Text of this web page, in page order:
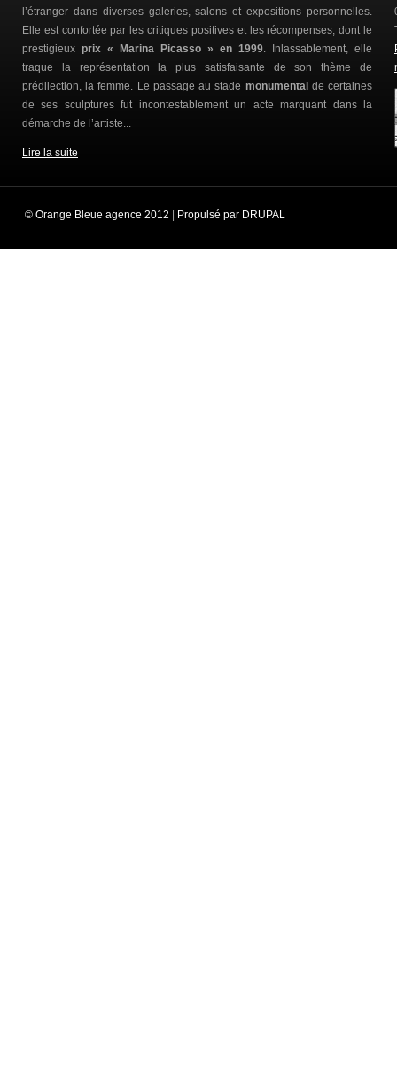
l’étranger dans diverses galeries, salons et expositions personnelles.
Elle est confortée par les critiques positives et les récompenses, dont le
prestigieux prix « Marina Picasso » en 1999 . Inlassablement, elle
traque la représentation la plus satisfaisante de son thème de
prédilection, la femme. Le passage au stade monumentalde certaines
de ses sculptures fut incontestablement un acte marquant dans la
démarche de l’artiste...
Lire la suite
© Orange Bleue agence 2012 Propulsé par DRUPAL